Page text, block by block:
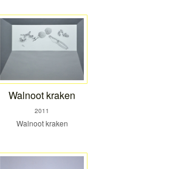
Walnoot kraken
2011
Walnoot kraken